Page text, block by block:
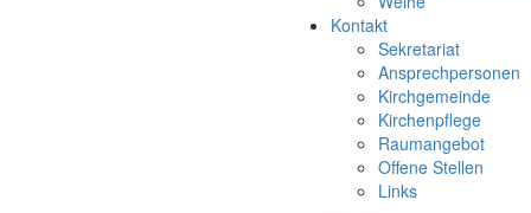
Kontakt
Sekretariat
Ansprechpersonen
Kirchgemeinde
Kirchenpflege
Raumangebot
Offene Stellen
Links